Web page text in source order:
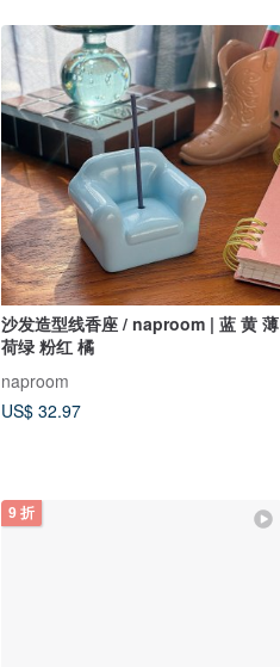
沙发造型线香座 / naproom | 蓝 黄 薄
荷绿 粉红 橘
naproom
US$ 32.97
9 折